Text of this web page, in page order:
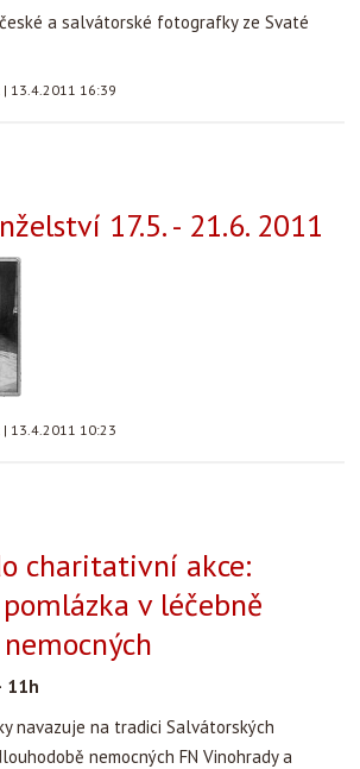
a salvátorské fotografky ze Svaté
| 13.4.2011 16:39
17.5. - 21.6. 2011
| 13.4.2011 10:23
charitativní akce:
v léčebně
11h
navazuje na tradici Salvátorských
nemocných FN Vinohrady a